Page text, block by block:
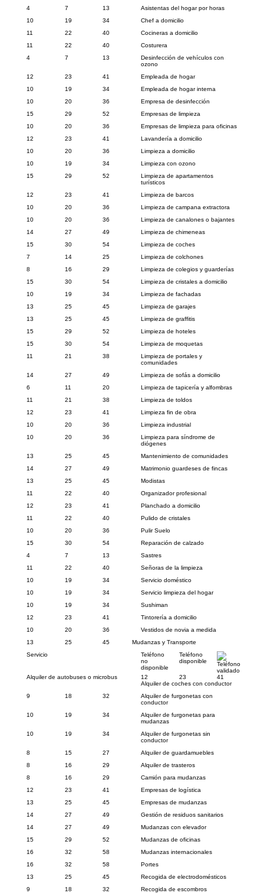
4
7 13
Asistentas del hogar por horas
10
19 34
Chef a domicilio
11
22 40
Cocineras a domicilio
11
22 40
Costurera
4
7 13
Desinfección de vehículos con
ozono
12
23 41
Empleada de hogar
10
19 34
Empleada de hogar interna
10
20 36
Empresa de desinfección
15
29 52
Empresas de limpieza
10
20 36
Empresas de limpieza para oficinas
12
23 41
Lavandería a domicilio
10
20 36
Limpieza a domicilio
10
19 34
Limpieza con ozono
15
29 52
Limpieza de apartamentos
turísticos
12
23 41
Limpieza de barcos
10
20 36
Limpieza de campana extractora
10
20 36
Limpieza de canalones o bajantes
14
27 49
Limpieza de chimeneas
15
30 54
Limpieza de coches
7
14 25
Limpieza de colchones
8
16 29
Limpieza de colegios y guarderías
15
30 54
Limpieza de cristales a domicilio
10
19 34
Limpieza de fachadas
13
25 45
Limpieza de garajes
13
25 45
Limpieza de graffitis
15
29 52
Limpieza de hoteles
15
30 54
Limpieza de moquetas
11
21 38
Limpieza de portales y
comunidades
14
27 49
Limpieza de sofás a domicilio
6
11 20
Limpieza de tapicería y alfombras
11
21 38
Limpieza de toldos
12
23 41
Limpieza fin de obra
10
20 36
Limpieza industrial
10
20 36
Limpieza para síndrome de
diógenes
13
25 45
Mantenimiento de comunidades
14
27 49
Matrimonio guardeses de fincas
13
25 45
Modistas
11
22 40
Organizador profesional
12
23 41
Planchado a domicilio
11
22 40
Pulido de cristales
10
20 36
Pulir Suelo
15
30 54
Reparación de calzado
4
7 13
Sastres
11
22 40
Señoras de la limpieza
10
19 34
Servicio doméstico
10
19 34
Servicio limpieza del hogar
10
19 34
Sushiman
12
23 41
Tintorería a domicilio
10
20 36
Vestidos de novia a medida
13
25 45
Mudanzas y Transporte
Servicio
Teléfono
no
disponible
Teléfono
disponible
Teléfono
validado
Alquiler de autobuses o microbus
12 23
41
Alquiler de coches con conductor
9
18 32
Alquiler de furgonetas con
conductor
10
19 34
Alquiler de furgonetas para
mudanzas
10
19 34
Alquiler de furgonetas sin
conductor
8
15 27
Alquiler de guardamuebles
8
16 29
Alquiler de trasteros
8
16 29
Camión para mudanzas
12
23 41
Empresas de logística
13
25 45
Empresas de mudanzas
14
27 49
Gestión de residuos sanitarios
14
27 49
Mudanzas con elevador
15
29 52
Mudanzas de oficinas
16
32 58
Mudanzas internacionales
16
32 58
Portes
13
25 45
Recogida de electrodomésticos
9
18 32
Recogida de escombros